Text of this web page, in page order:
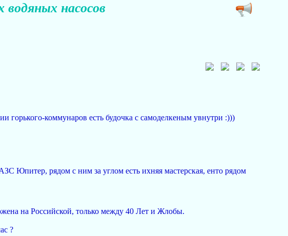
насосов
горького-коммунаров есть будочка с самоделкеным увнутри :)))
Юпитер, рядом с ним за углом есть ихняя мастерская, енто рядом
на Российской, только между 40 Лет и Жлобы.
?